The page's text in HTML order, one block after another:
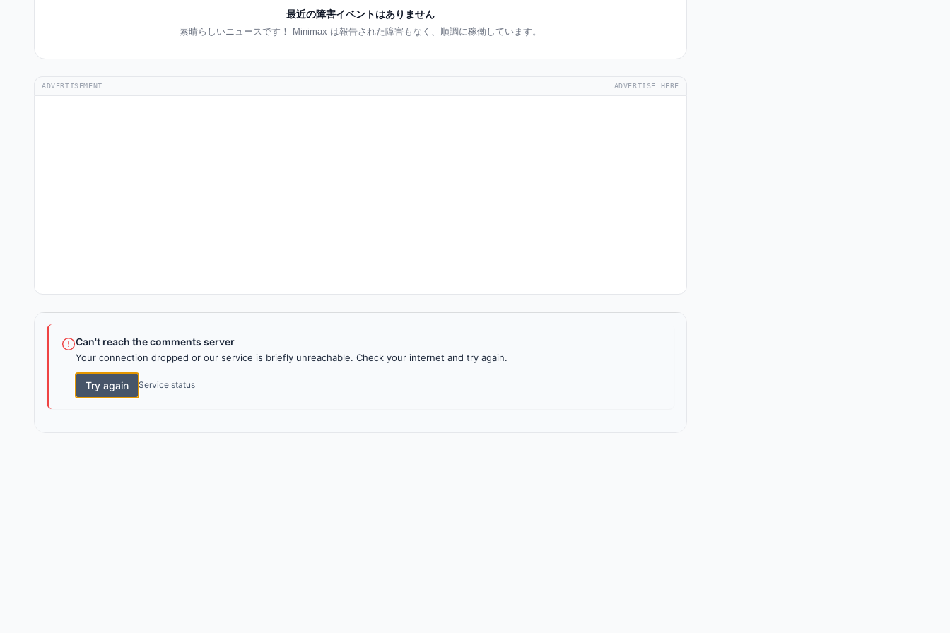
最近の障害イベントはありません
素晴らしいニュースです！ Minimax は報告された障害もなく、順調に稼働しています。
ADVERTISEMENT ADVERTISE HERE
Can't reach the comments server
Your connection dropped or our service is briefly unreachable. Check your internet and try again.
Try again Service status